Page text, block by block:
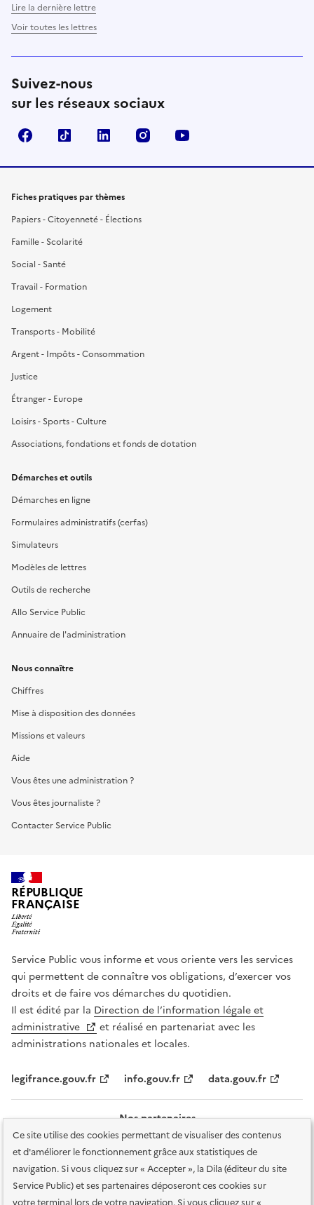
Ce site utilise des cookies permettant de visualiser des contenus
et d'améliorer le fonctionnement grâce aux statistiques de
navigation. Si vous cliquez sur « Accepter », la Dila (éditeur du site
Service Public) et ses partenaires déposeront ces cookies sur
Lire la dernière lettre
Voir toutes les lettres
Suivez-nous
sur les réseaux sociaux
FacebookTikTok LinkedIn Instagram
Fiches pratiques par thèmes
Papiers - Citoyenneté - Élections
Famille - Scolarité
Social - Santé
Travail - Formation
Logement
Transports - Mobilité
Argent - Impôts - Consommation
Justice
Étranger - Europe
Loisirs - Sports - Culture
Associations, fondations et fonds de dotation
Démarches et outils
Démarches en ligne
Formulaires administratifs (cerfas)
Simulateurs
Modèles de lettres
Outils de recherche
Allo Service Public
Annuaire de l'administration
Nous connaître
Chiffres
Mise à disposition des données
Missions et valeurs
Aide
Vous êtes une administration ?
Vous êtes journaliste ?
Contacter Service Public
RÉPUBLIQUE
FRANÇAISE
Service Public vous informe et vous oriente vers les services
qui permettent de connaître vos obligations, d’exercer vos
droits et de faire vos démarches du quotidien.
Il est édité par la Direction de l’information légale et
administrative
et réalisé en partenariat avec les
administrations nationales et locales.
legifrance.gouv.fr info.gouv.fr data.gouv.fr
Nos partenaires